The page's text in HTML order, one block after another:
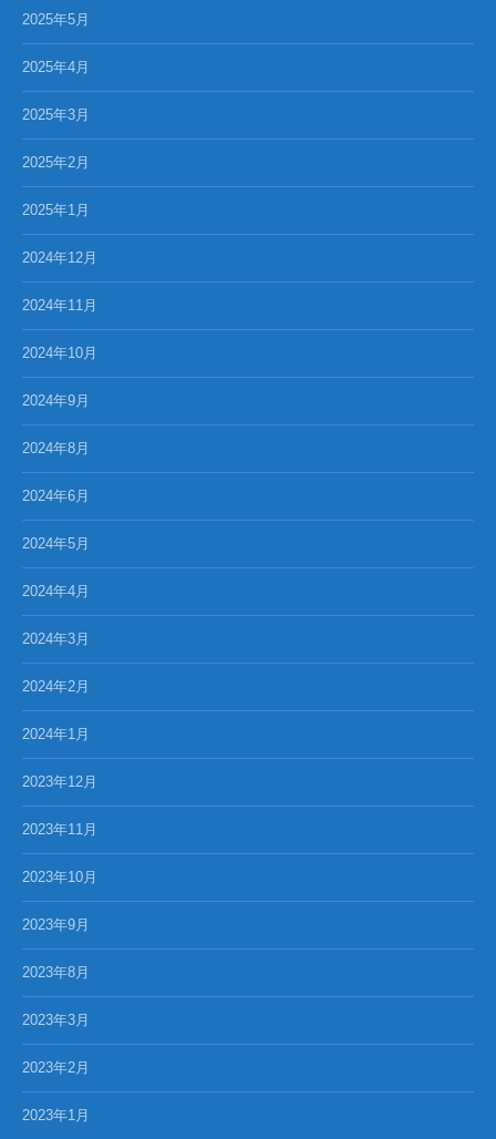
2025年5月
2025年4月
2025年3月
2025年2月
2025年1月
2024年12月
2024年11月
2024年10月
2024年9月
2024年8月
2024年6月
2024年5月
2024年4月
2024年3月
2024年2月
2024年1月
2023年12月
2023年11月
2023年10月
2023年9月
2023年8月
2023年3月
2023年2月
2023年1月